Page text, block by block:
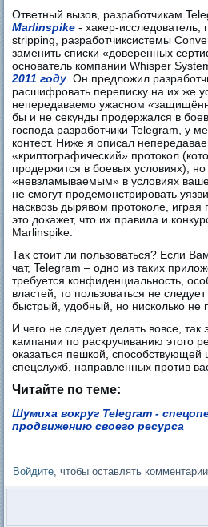
Ответный вызов, разработчикам
Marlinspike - хакер-исследователь,
stripping, разработчиксистемы
заменить списки «доверенных
основатель компании Whisper
2011 году. Он предложил
расшифровать переписку на их же
непередаваемо ужасном
бы и не секунды продержался в
господа разработчики Telegram, у
контест. Ниже я описал
«криптографический» протокол
продержится в боевых условиях), но
«невзламываемым» в условиях
не смогут продемонстрировать
насквозь дырявом протоколе,
это докажет, что их правила и
Marlinspike.
Так стоит ли пользоваться? Если
чат, Telegram – одно из таких
требуется конфиденциальность,
властей, то пользоваться не
быстрый, удобный, но нисколько не
И чего не следует делать вовсе, так
кампании по раскручиванию этого
оказаться пешкой, способствующей
спецслужб, направленных против
Читайте по теме:
Шумиха вокруг Telegram -
продвижению своего ресурса
Войдите, чтобы оставлять комментарии